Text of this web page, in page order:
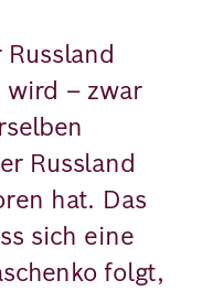
wird – zwar
Russland
hat. Das
sich eine
folgt,